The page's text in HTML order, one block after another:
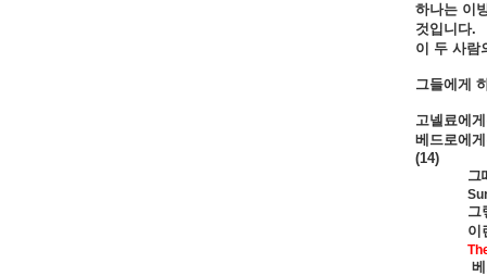
하나는 이
것입니다.
이
두 사람
그들에게
고넬료에
베드로에
(14)
그
그
이